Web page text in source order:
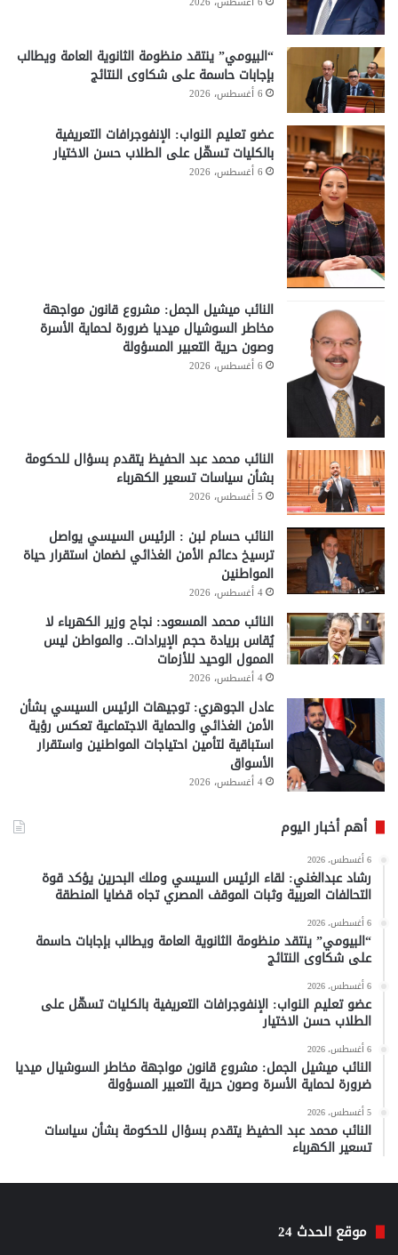
“البيومي” ينتقد منظومة الثانوية العامة ويطالب
بإجابات حاسمة على شكاوى النتائج
6 أغسطس، 2026
عضو تعليم النواب: الإنفوجرافات التعريفية
بالكليات تسهّل على الطلاب حسن الاختيار
6 أغسطس، 2026
النائب ميشيل الجمل: مشروع قانون مواجهة
مخاطر السوشيال ميديا ضرورة لحماية الأسرة
وصون حرية التعبير المسؤولة
6 أغسطس، 2026
النائب محمد عبد الحفيظ يتقدم بسؤال للحكومة
بشأن سياسات تسعير الكهرباء
5 أغسطس، 2026
النائب حسام لبن : الرئيس السيسي يواصل
ترسيخ دعائم الأمن الغذائي لضمان استقرار حياة
المواطنين
4 أغسطس، 2026
النائب محمد المسعود: نجاح وزير الكهرباء لا
يُقاس بريادة حجم الإيرادات.. والمواطن ليس
الممول الوحيد للأزمات
4 أغسطس، 2026
عادل الجوهري: توجيهات الرئيس السيسي بشأن
الأمن الغذائي والحماية الاجتماعية تعكس رؤية
استباقية لتأمين احتياجات المواطنين واستقرار
الأسواق
4 أغسطس، 2026
أهم أخبار اليوم
6 أغسطس، 2026
رشاد عبدالغني: لقاء الرئيس السيسي وملك البحرين يؤكد قوة
التحالفات العربية وثبات الموقف المصري تجاه قضايا المنطقة
6 أغسطس، 2026
“البيومي” ينتقد منظومة الثانوية العامة ويطالب بإجابات حاسمة
على شكاوى النتائج
6 أغسطس، 2026
عضو تعليم النواب: الإنفوجرافات التعريفية بالكليات تسهّل على
الطلاب حسن الاختيار
6 أغسطس، 2026
النائب ميشيل الجمل: مشروع قانون مواجهة مخاطر السوشيال ميديا
ضرورة لحماية الأسرة وصون حرية التعبير المسؤولة
5 أغسطس، 2026
النائب محمد عبد الحفيظ يتقدم بسؤال للحكومة بشأن سياسات
تسعير الكهرباء
موقع الحدث 24